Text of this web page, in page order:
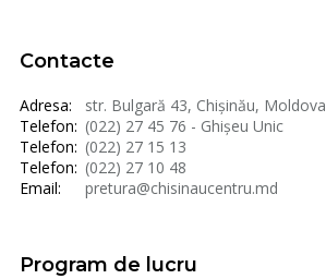
Contacte
Adresa:
str. Bulgară 43, Chișinău, Moldova
Telefon: (022) 27 45 76 - Ghișeu Unic
Telefon: (022) 27 15 13
Telefon: (022) 27 10 48
Email:
pretura@chisinaucentru.md
Program de lucru